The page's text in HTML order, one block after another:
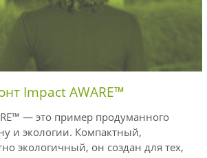
Impact AWARE™
— это пример продуманного
и экологии. Компактный,
экологичный, он создан для тех,